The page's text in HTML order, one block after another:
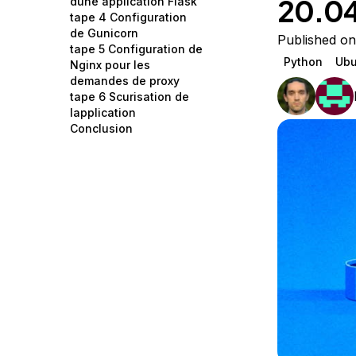
Storage
Browse all products
Startups and SMBs
Web and App Platforms
See all solutions
tape 4 Configuration
de Gunicorn
tape 5 Configuration de
Nginx pour les
demandes de proxy
tape 6 Scurisation de
lapplication
Conclusion
Published
Python